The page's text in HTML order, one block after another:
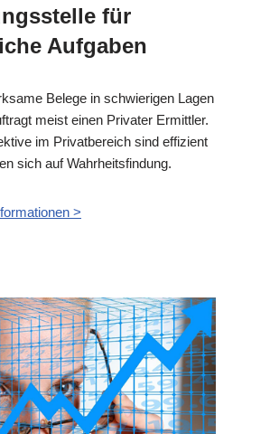
für
Aufgaben
Belege in schwierigen Lagen
meist einen Privater Ermittler.
im Privatbereich sind effizient
sich auf Wahrheitsfindung.
>